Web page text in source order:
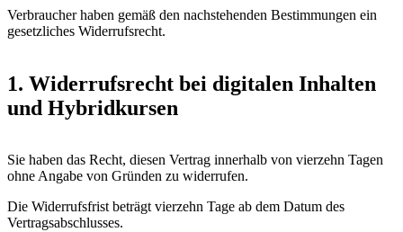
Verbraucher haben gemäß den nachstehenden Bestimmungen ein
gesetzliches Widerrufsrecht.
1. Widerrufsrecht bei digitalen Inhalten
und Hybridkursen
Sie haben das Recht, diesen Vertrag innerhalb von vierzehn Tagen
ohne Angabe von Gründen zu widerrufen.
Die Widerrufsfrist beträgt vierzehn Tage ab dem Datum des
Vertragsabschlusses.